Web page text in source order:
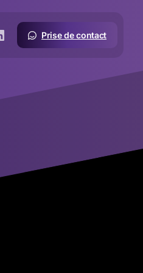
Prise de contact